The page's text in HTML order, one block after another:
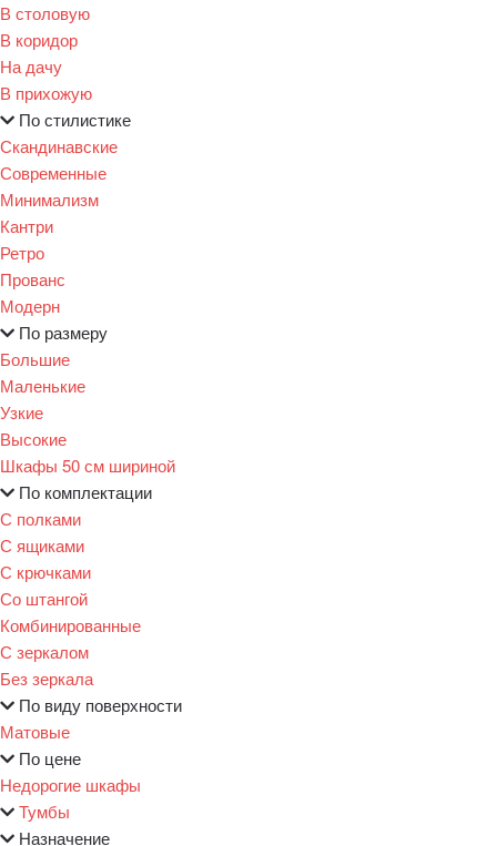
В столовую
В коридор
На дачу
В прихожую
По стилистике
Скандинавские
Современные
Минимализм
Кантри
Ретро
Прованс
Модерн
По размеру
Большие
Маленькие
Узкие
Высокие
Шкафы 50 см шириной
По комплектации
С полками
С ящиками
С крючками
Со штангой
Комбинированные
С зеркалом
Без зеркала
По виду поверхности
Матовые
По цене
Недорогие шкафы
Тумбы
Назначение